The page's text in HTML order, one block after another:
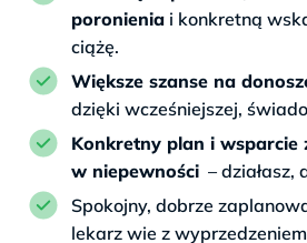
poronienia i konkretną
ciążę.
Większe szanse na
dzięki wcześniejszej,
Konkretny plan i wsparcie
w niepewności – działasz,
Spokojny, dobrze
lekarz wie z